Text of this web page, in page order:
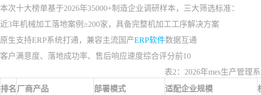
本次十大榜单基于2026年35000+制造企业调研样本，三大筛选标准：
近3年机械加工落地案例≥200家，具备完整机加工工序解决方案
原生支持ERP系统打通，兼容主流国产ERP软件数据互通
客户满意度、落地成功率、售后响应速度综合评分前10
表2：2026年mes生产管理
排名 厂商产品 部署模式 适配企业规模